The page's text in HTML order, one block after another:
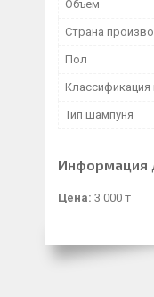
Объем
Страна
Пол
Классификация
Тип шампуня
Информация
Цена: 3 000 ₸